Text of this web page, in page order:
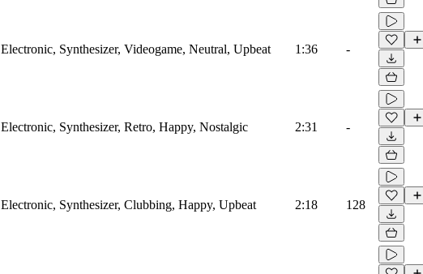
Electronic, Synthesizer, Videogame, Neutral, Upbeat 1:36 -
Electronic, Synthesizer, Retro, Happy, Nostalgic 2:31 -
Electronic, Synthesizer, Clubbing, Happy, Upbeat 2:18 128